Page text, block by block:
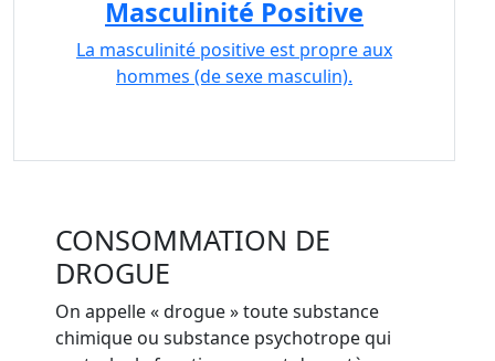
Masculinité Positive
La masculinité positive est propre aux
hommes (de sexe masculin).
CONSOMMATION DE
DROGUE
On appelle « drogue » toute substance
chimique ou substance psychotrope qui